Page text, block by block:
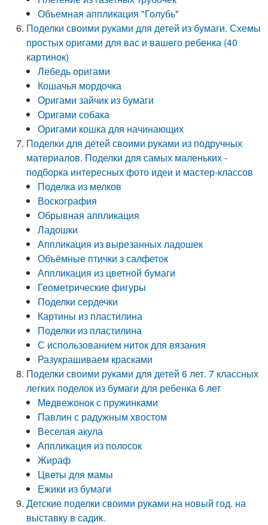
Объемная аппликация "Голубь"
Поделки своими руками для детей из бумаги. Схемы
простых оригами для вас и вашего ребенка (40
картинок)
Лебедь оригами
Кошачья мордочка
Оригами зайчик из бумаги
Оригами собака
Оригами кошка для начинающих
Поделки для детей своими руками из подручных
материалов. Поделки для самых маленьких -
подборка интересных фото идеи и мастер-классов
Поделка из мелков
Воскография
Обрывная аппликация
Ладошки
Аппликация из вырезанных ладошек
Объёмные птички з салфеток
Аппликация из цветной бумаги
Геометрические фигуры
Поделки сердечки
Картины из пластилина
Поделки из пластилина
С использованием ниток для вязания
Разукрашиваем красками
Поделки своими руками для детей 6 лет. 7 классных
легких поделок из бумаги для ребенка 6 лет
Медвежонок с пружинками
Павлин с радужным хвостом
Веселая акула
Аппликация из полосок
Жираф
Цветы для мамы
Ежики из бумаги
Детские поделки своими руками на новый год. на
выставку в садик.